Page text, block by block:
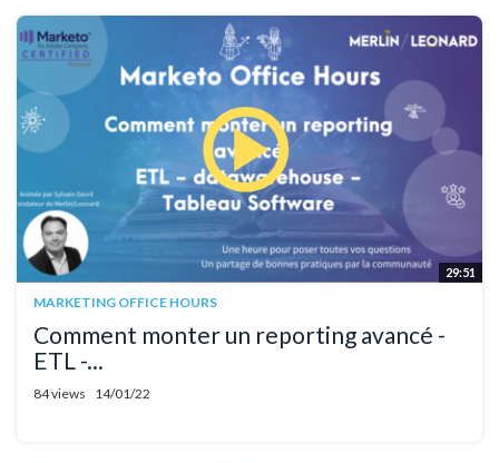
29:51
MARKETING OFFICE HOURS
Comment monter un reporting avancé -
ETL -...
84 views 14/01/22